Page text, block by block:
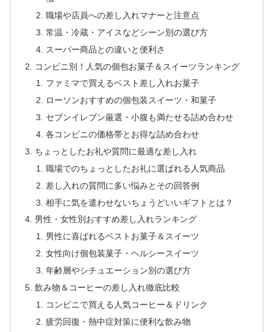
職場や店員への差し入れマナーと注意点
常温・冷蔵・アイスなどシーン別の選び方
スーパー商品との違いと便利さ
コンビニ別！人気の個包お菓子＆スイーツランキング
ファミマで買えるベスト差し入れお菓子
ローソンおすすめの個包装スイーツ・和菓子
セブンイレブン厳選・小腹も満たせる詰め合わせ
各コンビニの価格帯とお得な詰め合わせ
ちょっとしたお礼や質問に最適な差し入れ
職場でのちょっとしたお礼に選ばれる人気商品
差し入れの質問に多い悩みとその回答例
相手に気を遣わせないちょうどいいギフトとは？
男性・女性別おすすめ差し入れランキング
男性に喜ばれるベストお菓子＆スイーツ
女性向け個包装菓子・ヘルシースイーツ
年齢層やシチュエーション別の選び方
飲み物＆コーヒーの差し入れ徹底比較
コンビニで買える人気コーヒー＆ドリンク
疲労回復・熱中症対策に便利な飲み物